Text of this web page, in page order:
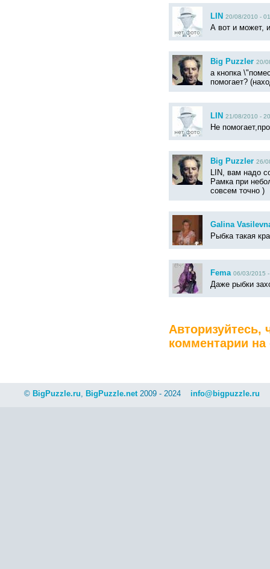
LIN 20/08/2010 -
А вот и может,
Big Puzzler 20/
а кнопка
помогает?
LIN 21/08/2010 -
Не
Big Puzzler 26/
LIN, вам надо
Рамка при
совсем точно )
Galina
Рыбка такая
Fema 06/03/2015
Даже рыбки
Авторизуйтесь,
комментарии на
© BigPuzzle.ru, BigPuzzle.net2009 - 2024 info@bigpuzzle.ru